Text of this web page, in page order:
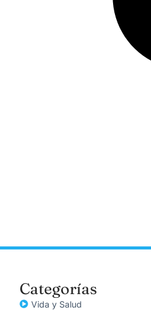
Categorías
Vida y Salud